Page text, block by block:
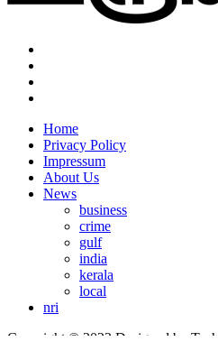
Impressum
About Us
News
business
gulf
india
kerala
local
Copyright © 2022 Designed by